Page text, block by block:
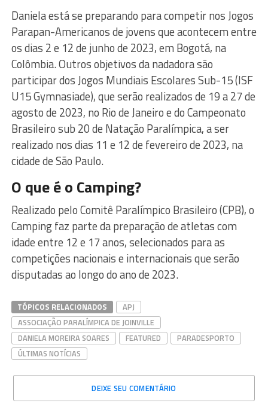
Daniela está se preparando para competir nos Jogos
Parapan-Americanos de jovens que acontecem entre
os dias 2 e 12 de junho de 2023, em Bogotá, na
Colômbia. Outros objetivos da nadadora são
participar dos Jogos Mundiais Escolares Sub-15 (ISF
U15 Gymnasiade), que serão realizados de 19 a 27 de
agosto de 2023, no Rio de Janeiro e do Campeonato
Brasileiro sub 20 de Natação Paralímpica, a ser
realizado nos dias 11 e 12 de fevereiro de 2023, na
cidade de São Paulo.
O que é o Camping?
Realizado pelo Comitê Paralímpico Brasileiro (CPB), o
Camping faz parte da preparação de atletas com
idade entre 12 e 17 anos, selecionados para as
competições nacionais e internacionais que serão
disputadas ao longo do ano de 2023.
TÓPICOS RELACIONADOS
APJ
ASSOCIAÇÃO PARALÍMPICA DE JOINVILLE
DANIELA MOREIRA SOARES
FEATURED
PARADESPORTO
ÚLTIMAS NOTÍCIAS
DEIXE SEU COMENTÁRIO